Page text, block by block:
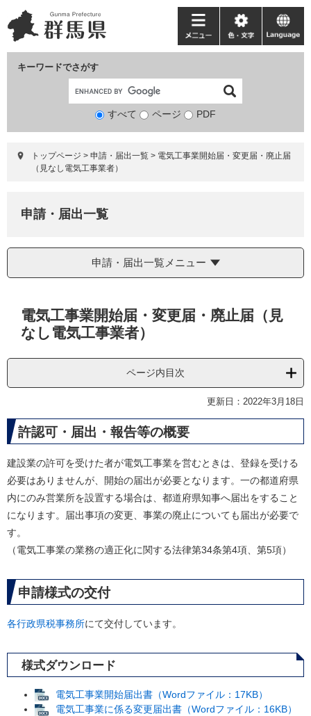
ー
ジ
ニ
ュ
て
キーワードでさがす
検
象
すべて ページ PDF
メ
ニ
ー
色・
文
language
トップページ > 申請・届出一覧 > 電気工事業開始届・変更届・廃止届
（見なし電気工事業者）
申請・届出一覧
申請・届出一覧メニュー
電気工事業開始届・変更届・廃止届（見
なし電気工事業者）
ページ内目次
更新日：2022年3月18日
許認可・届出・報告等の概要
建設業の許可を受けた者が電気工事業を営むときは、登録を受ける
必要はありませんが、開始の届出が必要となります。一の都道府県
内にのみ営業所を設置する場合は、都道府県知事へ届出をすること
になります。届出事項の変更、事業の廃止についても届出が必要で
す。
（電気工事業の業務の適正化に関する法律第34条第4項、第5項）
申請様式の交付
各行政県税事務所にて交付しています。
様式ダウンロード
電気工事業開始届出書（Wordファイル：17KB）
電気工事業に係る変更届出書（Wordファイル：16KB）